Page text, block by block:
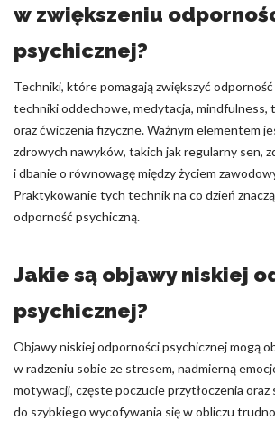
w zwiększeniu
psychicznej?
Techniki, które pomagają zwiększyć
techniki oddechowe, medytacja, mindfulness,
oraz ćwiczenia fizyczne. Ważnym elementem
zdrowych nawyków, takich jak regularny sen,
i dbanie o równowagę między życiem
Praktykowanie tych technik na co dzień
odporność psychiczną.
Jakie są objawy niskiej
psychicznej?
Objawy niskiej odporności psychicznej mogą
w radzeniu sobie ze stresem, nadmierną
motywacji, częste poczucie przytłoczenia oraz
do szybkiego wycofywania się w obliczu